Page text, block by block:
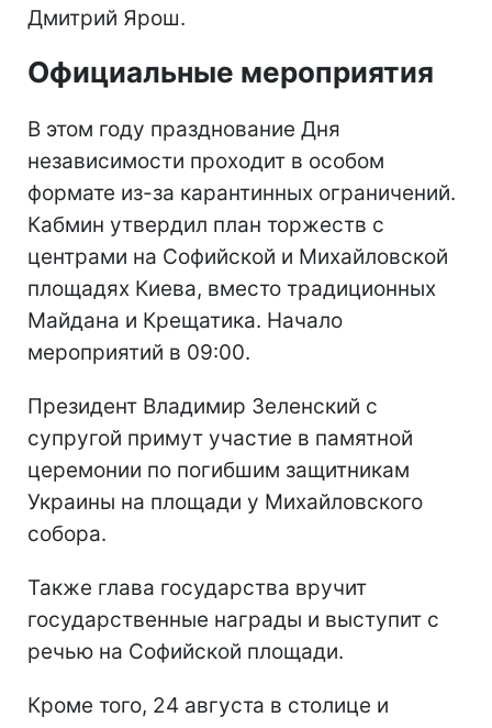
Дмитрий Ярош.
Официальные мероприятия
В этом году празднование Дня
независимости проходит в особом
формате из-за карантинных ограничений.
Кабмин утвердил план торжеств с
центрами на Софийской и Михайловской
площадях Киева, вместо традиционных
Майдана и Крещатика. Начало
мероприятий в 09:00.
Президент Владимир Зеленский с
супругой примут участие в памятной
церемонии по погибшим защитникам
Украины на площади у Михайловского
собора.
Также глава государства вручит
государственные награды и выступит с
речью на Софийской площади.
Кроме того, 24 августа в столице и